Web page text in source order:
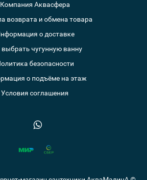
Компания Аквасфера
возврата и обмена товара
о доставке
выбрать чугунную ванну
безопасности
о подъёме на этаж
Условия соглашения